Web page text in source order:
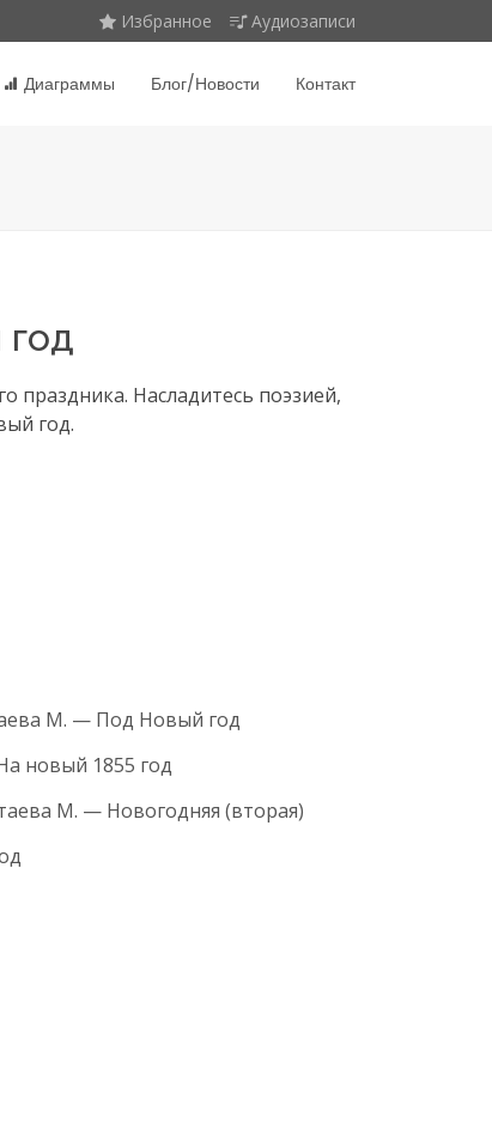
Избранное Аудиозаписи
Диаграммы Блог/Новости Контакт
праздника. Насладитесь поэзией,
год.
М. — Под Новый год
новый 1855 год
М. — Новогодняя (вторая)